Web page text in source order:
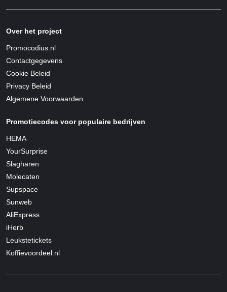
Over het project
Promocodius.nl
Contactgegevens
Cookie Beleid
Privacy Beleid
Algemene Voorwaarden
Promotiecodes voor populaire bedrijven
HEMA
YourSurprise
Slagharen
Molecaten
Supspace
Sunweb
AliExpress
iHerb
Leukstetickets
Koffievoordeel.nl